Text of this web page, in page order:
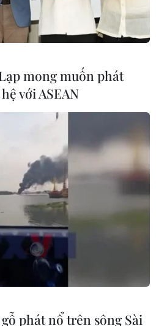
MỤC
nhiều dư địa
thêm dư địa
qua
mong muốn phát
với ASEAN
phát nổ trên sông Sài